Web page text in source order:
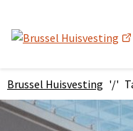
Brussel Huisvesting